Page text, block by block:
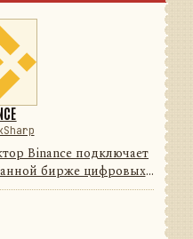
Binance подключает
бирже цифровых
данные и операции
сообщений
приложения ...